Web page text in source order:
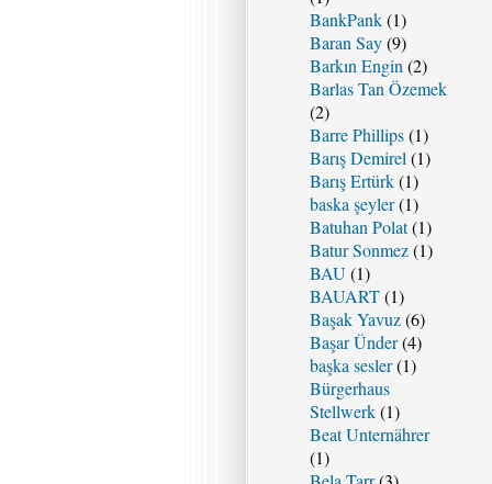
BankPank(1)
Baran Say(9)
Barkın Engin (2)
Barlas Tan Özemek
(2)
Barre Phillips(1)
Barış Demirel (1)
Barış Ertürk(1)
baska şeyler(1)
Batuhan Polat(1)
Batur Sonmez(1)
BAU (1)
BAUART(1)
Başak Yavuz(6)
Başar Ünder(4)
başka sesler(1)
Bürgerhaus
Stellwerk(1)
Beat Unternährer
(1)